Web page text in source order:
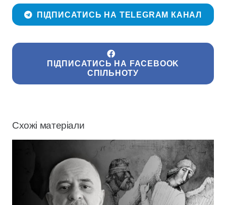
ПІДПИСАТИСЬ НА TELEGRAM КАНАЛ
ПІДПИСАТИСЬ НА FACEBOOK
СПІЛЬНОТУ
Схожі матеріали